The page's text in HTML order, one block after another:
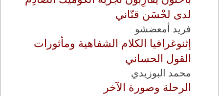
لدى لحْسَن قنّاني
فريد أمعضشو
إثنوغرافيا الكلام الشفاهية ومأثورات
القول الحساني
محمد البوزيدي
الرحلة وصورة الآخر